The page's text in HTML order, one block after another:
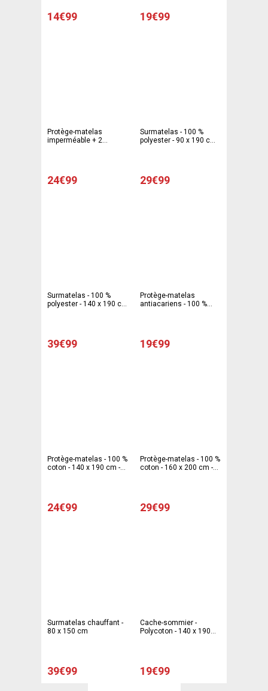
14€99 19€99
Protège-matelas
imperméable + 2
24€99
Surmatelas - 100 %
polyester - 90 x 190 cm -
29€99
Surmatelas - 100 %
polyester - 140 x 190 cm
39€99
Protège-matelas
antiacariens - 100 %
19€99
Protège-matelas - 100 %
coton - 140 x 190 cm -
24€99
Protège-matelas - 100 %
coton - 160 x 200 cm -
29€99
Surmatelas chauffant -
80 x 150 cm
39€99
Cache-sommier -
Polycoton - 140 x 190
19€99